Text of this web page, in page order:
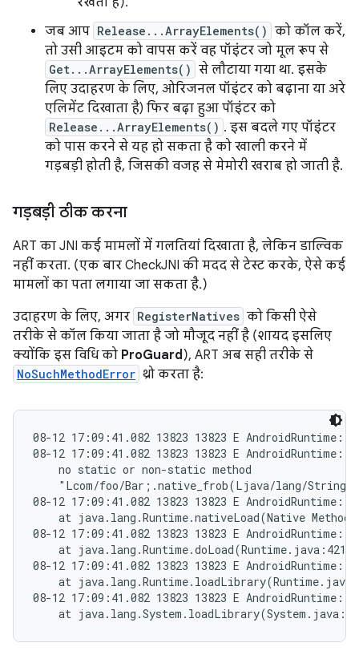
जब आप Release...ArrayElements() को कॉल करें,
तो उसी आइटम को वापस करें वह पॉइंटर जो मूल रूप से
Get...ArrayElements() से लौटाया गया था. इसके
लिए उदाहरण के लिए, ओरिजनल पॉइंटर को बढ़ाना या अरे
एलिमेंट दिखाता है) फिर बढ़ा हुआ पॉइंटर को
Release...ArrayElements() . इस बदले गए पॉइंटर
को पास करने से यह हो सकता है को खाली करने में
गड़बड़ी होती है, जिसकी वजह से मेमोरी खराब हो जाती है.
गड़बड़ी ठीक करना
ART का JNI कई मामलों में गलतियां दिखाता है, लेकिन डाल्विक
नहीं करता. (एक बार CheckJNI की मदद से टेस्ट करके, ऐसे कई
मामलों का पता लगाया जा सकता है.)
उदाहरण के लिए, अगर RegisterNatives को किसी ऐसे
तरीके से कॉल किया जाता है जो मौजूद नहीं है (शायद इसलिए
क्योंकि इस विधि को ProGuard), ART अब सही तरीके से
NoSuchMethodError थ्रो करता है:
08-12 17:09:41.082 13823 13823 E AndroidRuntime:
08-12 17:09:41.082 13823 13823 E AndroidRuntime:
    no static or non-static method
"Lcom/foo/Bar;.native_frob(Ljava/lang/
08-12 17:09:41.082 13823 13823 E AndroidRuntime:
    at java.lang.Runtime.nativeLoad(Native Method)
08-12 17:09:41.082 13823 13823 E AndroidRuntime:
    at java.lang.Runtime.doLoad(Runtime.java:421)
08-12 17:09:41.082 13823 13823 E AndroidRuntime:
at
08-12 17:09:41.082 13823 13823 E AndroidRuntime: